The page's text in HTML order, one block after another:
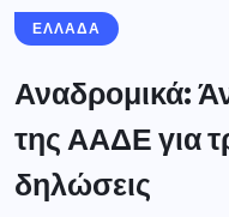
ΕΛΛΑΔΑ
Αναδρομικά:
της ΑΑΔΕ για
δηλώσεις